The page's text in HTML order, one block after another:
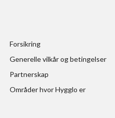
Forsikring
Generelle vilkår og betingelser
Partnerskap
Områder hvor Hygglo er